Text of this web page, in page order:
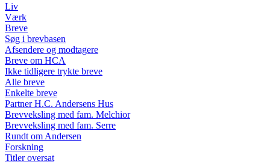
Liv
Værk
Breve
Søg i brevbasen
Afsendere og modtagere
Breve om HCA
Ikke tidligere trykte breve
Alle breve
Enkelte breve
Partner H.C. Andersens Hus
Brevveksling med fam. Melchior
Brevveksling med fam. Serre
Rundt om Andersen
Forskning
Titler oversat